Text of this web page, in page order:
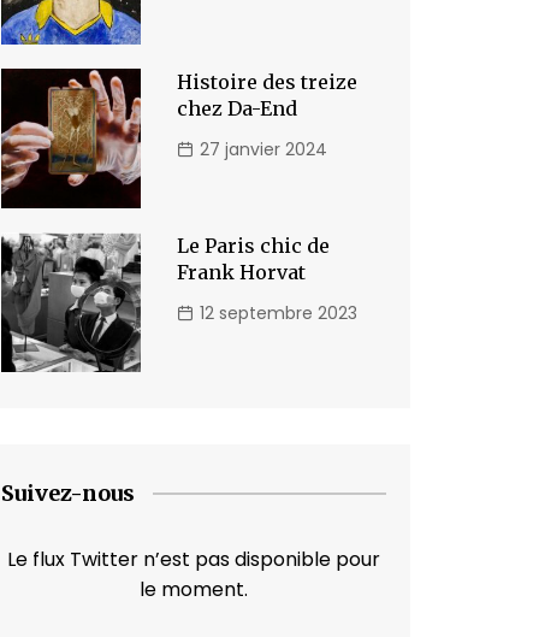
Histoire des treize
chez Da-End
27 janvier 2024
Le Paris chic de
Frank Horvat
12 septembre 2023
Suivez-nous
Le flux Twitter n’est pas disponible pour
le moment.